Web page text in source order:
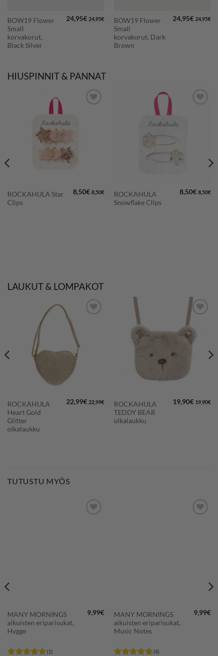
BOW19 Flower
Small
korvakorut,
Black Silver
24,95€ 24,95€
BOW19 Flower
Small
korvakorut, Dark
Brown
24,95€ 24,95€
HIUSPINNIT & PANNAT
SUOSIKKEIHIN
ROCKAHULA Star
Clips
8,50€ 8,50€
SUOSIKKEIHIN
ROCKAHULA
Snowflake Clips
8,50€ 8,50€
LAUKUT & LOMPAKOT
LISÄÄ
SUOSIKKEIHIN
ROCKAHULA
Heart Gold
Glitter
olkalaukku
22,99€ 22,99€
SUOSIKKEIHIN
ROCKAHULA
TEDDY BEAR
olkalaukku
19,90€ 19,90€
TUTUSTU MYÖS
MANY MORNINGS
aikuisten eriparisukat,
Hygge
(1)
9,99€
MANY MORNINGS
aikuisten eriparisukat,
Music Notes
(4)
9,99€